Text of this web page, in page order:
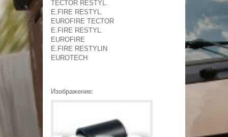
Появилась возможность
продажи листов рессоры
отдельно от пакета!
среда, июня 18, 2014 - 19:22
СКИДКА НА ВСЮ ПРОДУКЦИЮ!
Специальная СКИДКА для друзей
зарегистрированных в нашей группе 3%
четверг, июня 28, 2018 - 22:50
TECTOR RESTYL.
E.FIRE RESTYL.
EUROFIRE TECTOR
E.FIRE RESTYL.
EUROFIRE
E.FIRE RESTYLIN
EUROTECH
Изображение: